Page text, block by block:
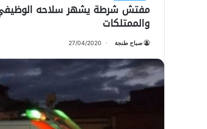
مفتش شرطة يشهر سلاحه
والممتلكات
صباح طنجة 27/04/2020